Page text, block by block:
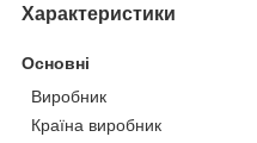
Характеристики
Основні
Виробник
Країна виробник